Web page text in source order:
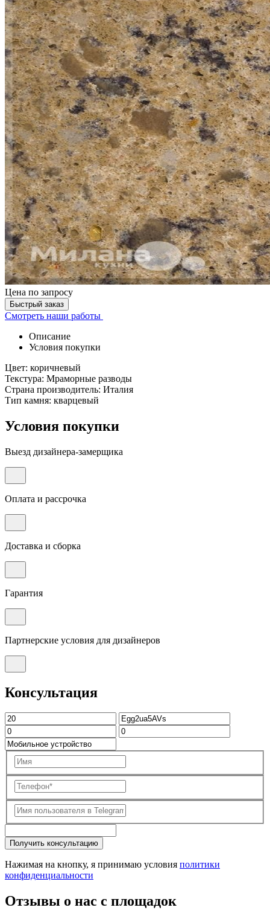
Цена по запросу
Быстрый заказ
Смотреть наши работы
Описание
Условия покупки
Цвет: коричневый
Текстура: Мраморные разводы
Страна производитель: Италия
Тип камня: кварцевый
Условия покупки
Выезд дизайнера-замерщика
Оплата и рассрочка
Доставка и сборка
Гарантия
Партнерские условия для дизайнеров
Консультация
Получить консультацию
Нажимая на кнопку, я принимаю условия политики
конфиденциальности
Отзывы о нас с площадок